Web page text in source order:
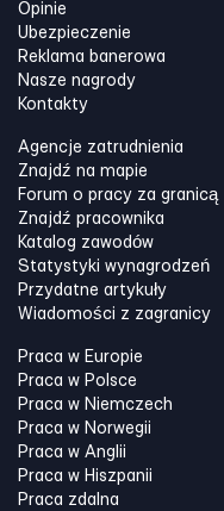
Opinie
Ubezpieczenie
Reklama banerowa
Nasze nagrody
Kontakty
Agencje zatrudnienia
Znajdź na mapie
Forum o pracy za granicą
Znajdź pracownika
Katalog zawodów
Statystyki wynagrodzeń
Przydatne artykuły
Wiadomości z zagranicy
Praca w Europie
Praca w Polsce
Praca w Niemczech
Praca w Norwegii
Praca w Anglii
Praca w Hiszpanii
Praca zdalna